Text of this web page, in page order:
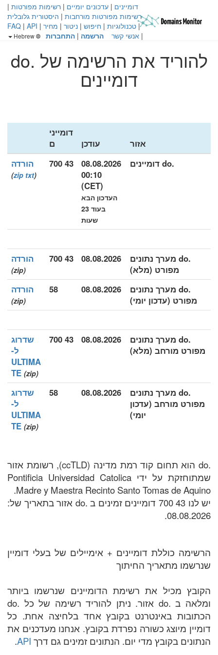
דומיינים | עדכונים יומיים | רשימות מפורטות |
רשימות מפורטות מורחבות | היסטורית גלובלית
| טכנולוגיות | חיפוש | ניטור | מחיר |
FAQ | API
| אנשי קשר הרשמה | התחברות
להוריד את הרשימה של .do
דומיינים
אזור עודכן
דומייני
ם
.do דומיינים
08.08.2026
00:10
(CET)
העדכון הבא
בעוד 23
שעות
43 700 הורדה
(
zip txt
)
.do מערך נתונים
מפורט (מלא)
08.08.2026
43 700 הורדה
(zip)
.do מערך נתונים
מפורט (עדכון יומי)
08.08.2026
58 הורדה
(zip)
.do מערך נתונים
מפורט מורחב (מלא)
08.08.2026
43 700
שדרוג
ל-
ULTIMA
TE (zip)
.do מערך נתונים
מפורט מורחב (עדכון
יומי)
08.08.2026
58
שדרוג
ל-
ULTIMA
TE (zip)
.do הוא תחום קוד רמת מדינה (ccTLD), רשומת אזור
שמתוחזקת על ידי Pontificia Universidad Catolica
Madre y Maestra Recinto Santo Tomas de Aquino.
יש לנו 43 700 דומיינים זמינים ב .do אזור בתאריך של:
08.08.2026.
הרשימה כוללת דומיינים + אימיילים של בעלי דומיין
שנרשמו מתאריך החיתוך
הקובץ מכיל את רשימת הדומיינים שנרשמו ביותר
ומלאה ב .do אזור. ניתן להוריד רשימה של כל .do
הכתובות באינטרנט בקובץ אחד בלחיצה אחת. כל
דומיין מיוצג כשורה נפרדת בקובץ. אנחנו מעדכנים את
הנתונים בקובץ מדי יום. הנתונים זמינים גם דרך API
.